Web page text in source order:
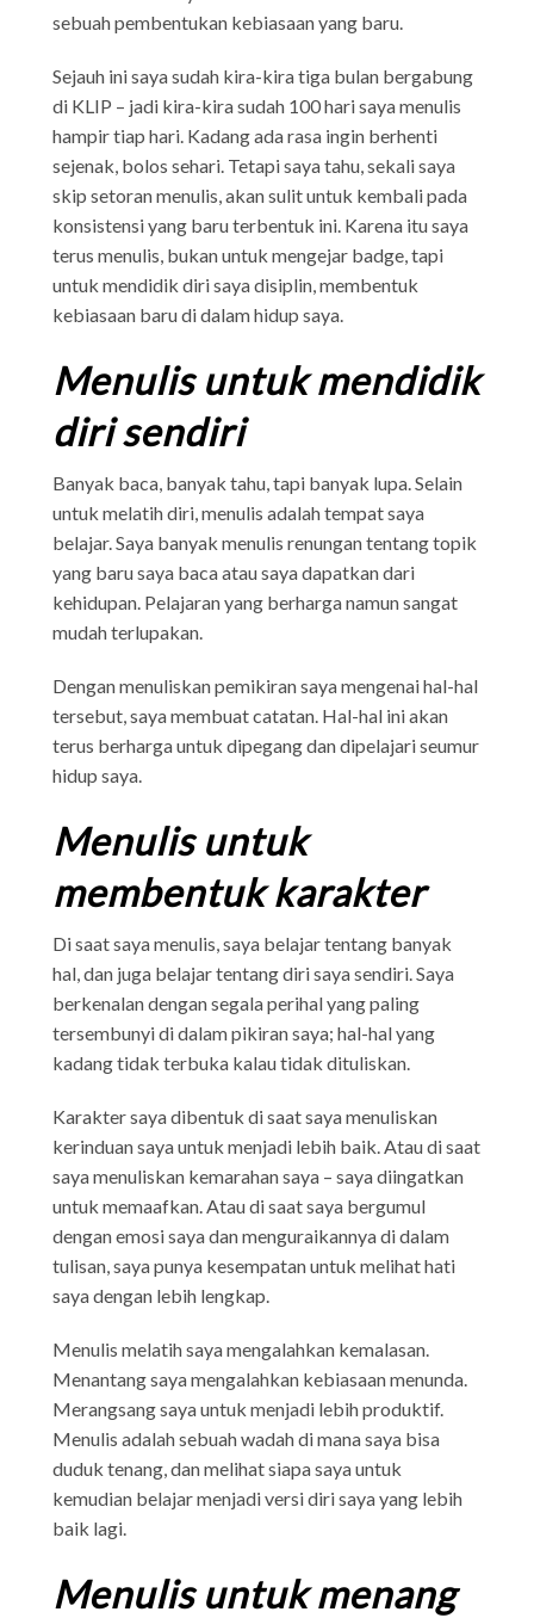
sebuah pembentukan kebiasaan yang baru.
Sejauh ini saya sudah kira-kira tiga bulan bergabung
di KLIP – jadi kira-kira sudah 100 hari saya menulis
hampir tiap hari. Kadang ada rasa ingin berhenti
sejenak, bolos sehari. Tetapi saya tahu, sekali saya
skip setoran menulis, akan sulit untuk kembali pada
konsistensi yang baru terbentuk ini. Karena itu saya
terus menulis, bukan untuk mengejar badge, tapi
untuk mendidik diri saya disiplin, membentuk
kebiasaan baru di dalam hidup saya.
Menulis untuk mendidik
diri sendiri
Banyak baca, banyak tahu, tapi banyak lupa. Selain
untuk melatih diri, menulis adalah tempat saya
belajar. Saya banyak menulis renungan tentang topik
yang baru saya baca atau saya dapatkan dari
kehidupan. Pelajaran yang berharga namun sangat
mudah terlupakan.
Dengan menuliskan pemikiran saya mengenai hal-hal
tersebut, saya membuat catatan. Hal-hal ini akan
terus berharga untuk dipegang dan dipelajari seumur
hidup saya.
Menulis untuk
membentuk karakter
Di saat saya menulis, saya belajar tentang banyak
hal, dan juga belajar tentang diri saya sendiri. Saya
berkenalan dengan segala perihal yang paling
tersembunyi di dalam pikiran saya; hal-hal yang
kadang tidak terbuka kalau tidak dituliskan.
Karakter saya dibentuk di saat saya menuliskan
kerinduan saya untuk menjadi lebih baik. Atau di saat
saya menuliskan kemarahan saya – saya diingatkan
untuk memaafkan. Atau di saat saya bergumul
dengan emosi saya dan menguraikannya di dalam
tulisan, saya punya kesempatan untuk melihat hati
saya dengan lebih lengkap.
Menulis melatih saya mengalahkan kemalasan.
Menantang saya mengalahkan kebiasaan menunda.
Merangsang saya untuk menjadi lebih produktif.
Menulis adalah sebuah wadah di mana saya bisa
duduk tenang, dan melihat siapa saya untuk
kemudian belajar menjadi versi diri saya yang lebih
baik lagi.
Menulis untuk menang